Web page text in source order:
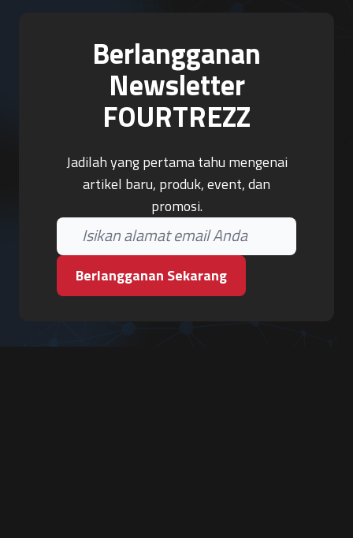
Berlangganan
Newsletter
FOURTREZZ
Jadilah yang pertama tahu mengenai
artikel baru, produk, event, dan
promosi.
Berlangganan Sekarang